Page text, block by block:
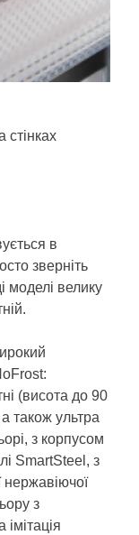
стінках
в
зверніть
моделі велику
(висота до 90
також ультра
з корпусом
SmartSteel, з
нержавіючої
з